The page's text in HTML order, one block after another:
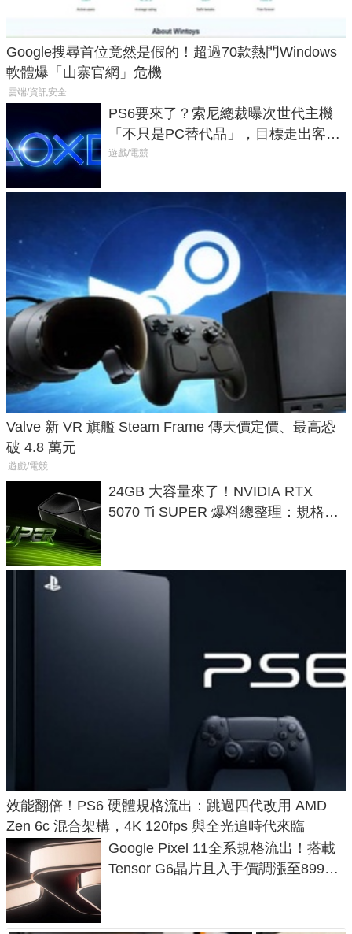
Google搜尋首位竟然是假的！超過70款熱門Windows
軟體爆「山寨官網」危機
雲端/資訊安全
PS6要來了？索尼總裁曝次世代主機
「不只是PC替代品」，目標走出客
廳、進軍電競桌面
遊戲/電競
Valve 新 VR 旗艦 Steam Frame 傳天價定價、最高恐
破 4.8 萬元
遊戲/電競
24GB 大容量來了！NVIDIA RTX
5070 Ti SUPER 爆料總整理：規格、
效能翻倍！PS6 硬體規格流出：跳過四代改用 AMD
Zen 6c 混合架構，4K 120fps 與全光追時代來臨
Google Pixel 11全系規格流出！搭載
Tensor G6晶片且入手價調漲至899美